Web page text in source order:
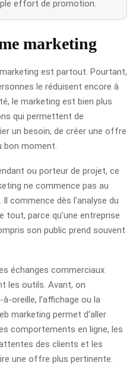
effort de promotion.
marketing
est partout. Pourtant,
le réduisent encore à
le marketing est bien plus
qui permettent de
un besoin, de créer une offre
bon moment.
ou porteur de projet, ce
ne commence pas au
commence dès l’analyse du
tout, parce qu’une entreprise
son public prend souvent
échanges commerciaux
les outils. Avant, on
oreille, l’affichage ou la
marketing permet d’aller
comportements en ligne, les
des clients et les
une offre plus pertinente.